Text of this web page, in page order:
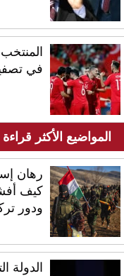
في
المواضيع الأكثر قراءة
رهان
كيف
ودور
الدولة